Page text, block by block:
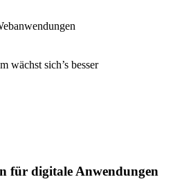
wächst sich’s besser
für digitale Anwendungen